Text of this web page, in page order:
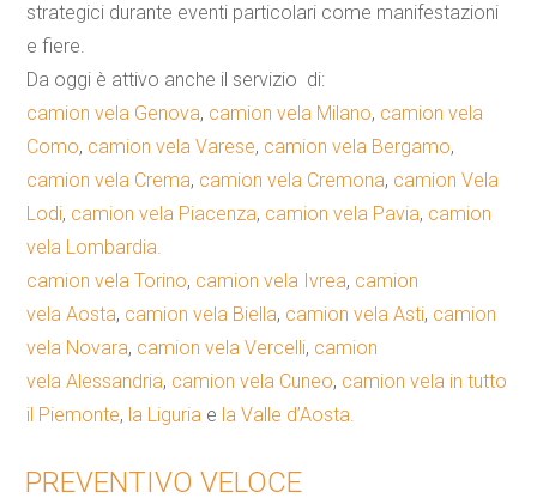
strategici durante eventi particolari come manifestazioni
e fiere.
Da oggi è attivo anche il servizio di:
camion vela Genova, camion vela Milano, camion vela
Como, camion vela Varese, camion vela Bergamo,
camion vela Crema, camion vela Cremona, camion Vela
Lodi, camion vela Piacenza, camion vela Pavia, camion
vela Lombardia.
camion vela Torino, camion vela Ivrea, camion
vela Aosta, camion vela Biella, camion vela Asti, camion
vela Novara, camion vela Vercelli, camion
vela Alessandria, camion vela Cuneo, camion vela in tutto
il Piemonte, la Liguria e la Valle d’Aosta.
PREVENTIVO VELOCE